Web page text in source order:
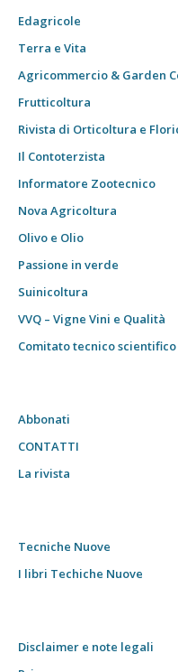
Edagricole
Terra e Vita
Agricommercio & Garden
Frutticoltura
Rivista di Orticoltura e
Il Contoterzista
Informatore Zootecnico
Nova Agricoltura
Olivo e Olio
Passione in verde
Suinicoltura
VVQ – Vigne Vini e Qualità
Comitato tecnico scientifico
Abbonati
CONTATTI
La rivista
Tecniche Nuove
I libri Techiche Nuove
Disclaimer e note legali